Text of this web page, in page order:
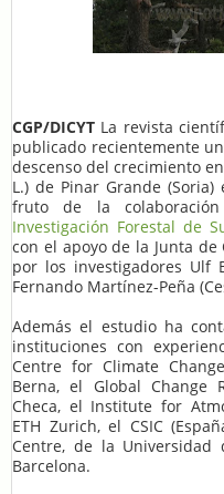
CGP/DICYT La revista
publicado recientemente
descenso del crecimiento
L.) de Pinar Grande
fruto de la
Investigación Forestal de
con el apoyo de la Junta
por los investigadores Ulf
Fernando Martínez-Peña
Además el estudio ha
instituciones con
Centre for Climate
Berna, el Global Change
Checa, el Institute for
ETH Zurich, el CSIC
Centre, de la
Barcelona.